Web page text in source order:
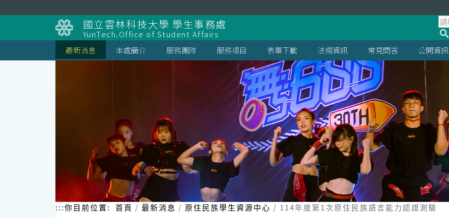
到
主
要
內
容
國立雲林科技大學 學生事務處
YunTech.Office of Student Affairs
最新消息
本處簡介 服務團隊 服務項目 表單下載 法規資訊 常見問答 公開資訊
:::你目前位置: 首頁 最新消息 原住民族學生資源中心 114年度第1次原住民族語言能力認證測驗